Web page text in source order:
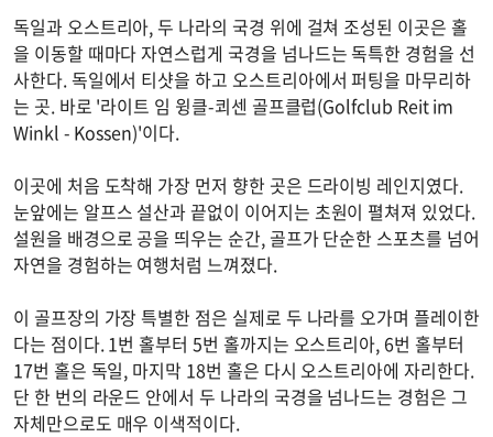
독일과 오스트리아, 두 나라의 국경 위에 걸쳐 조성된 이곳은 홀
을 이동할 때마다 자연스럽게 국경을 넘나드는 독특한 경험을 선
사한다. 독일에서 티샷을 하고 오스트리아에서 퍼팅을 마무리하
는 곳. 바로 '라이트 임 윙클-쾨센 골프클럽(Golfclub Reit im
Winkl - Kossen)'이다.
이곳에 처음 도착해 가장 먼저 향한 곳은 드라이빙 레인지였다.
눈앞에는 알프스 설산과 끝없이 이어지는 초원이 펼쳐져 있었다.
설원을 배경으로 공을 띄우는 순간, 골프가 단순한 스포츠를 넘어
자연을 경험하는 여행처럼 느껴졌다.
이 골프장의 가장 특별한 점은 실제로 두 나라를 오가며 플레이한
다는 점이다. 1번 홀부터 5번 홀까지는 오스트리아, 6번 홀부터
17번 홀은 독일, 마지막 18번 홀은 다시 오스트리아에 자리한다.
단 한 번의 라운드 안에서 두 나라의 국경을 넘나드는 경험은 그
자체만으로도 매우 이색적이다.